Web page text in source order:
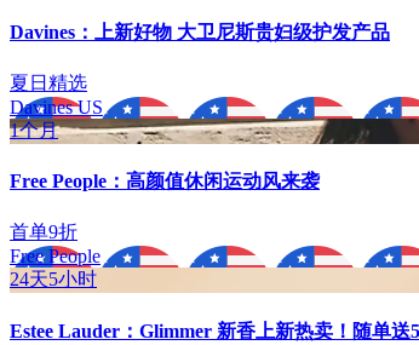
Davines：上新好物 大卫尼斯贵妇级护发产品
夏日精选
Davines US
1个月
Free People：高颜值休闲运动风来袭
首单9折
Free People
24天5小时
Estee Lauder：Glimmer 新香上新热卖！随单送